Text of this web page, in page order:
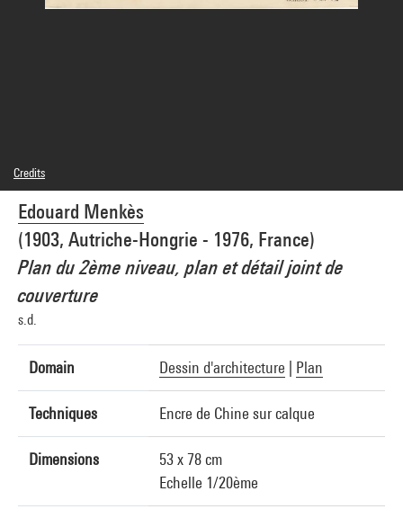
Edouard Menkès
(1903, Autriche-Hongrie - 1976, France)
Plan du 2ème niveau, plan et détail joint de
couverture
s.d.
Domain Dessin d'architecture Plan
Techniques Encre de Chine sur calque
Dimensions
53 x 78 cm
Echelle 1/20ème
Credits
© Edouard Menkès
Photo credits : Centre Pompidou, MNAM-CCI/Georges Meguerditchian/Dist.
GrandPalaisRmn
Image reference : 4N26774
Image presentation :GrandPalaisRmnPhoto